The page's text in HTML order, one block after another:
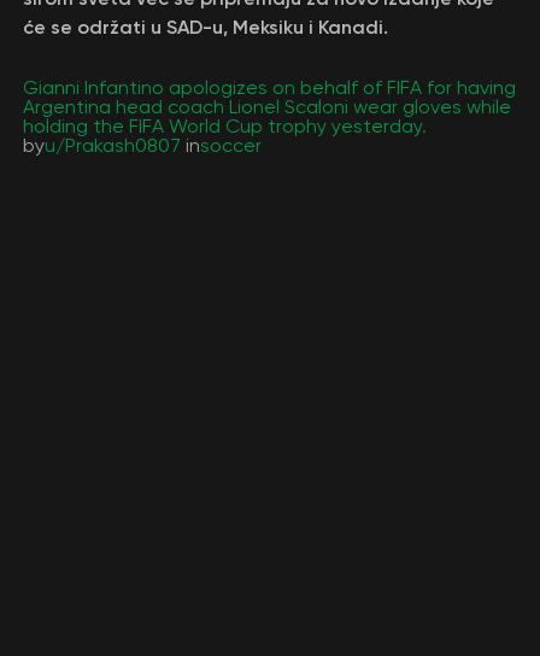
će se održati u SAD-u, Meksiku i Kanadi.
Gianni Infantino apologizes on behalf of FIFA for having
Argentina head coach Lionel Scaloni wear gloves while
holding the FIFA World Cup trophy yesterday.
byu/Prakash0807 insoccer